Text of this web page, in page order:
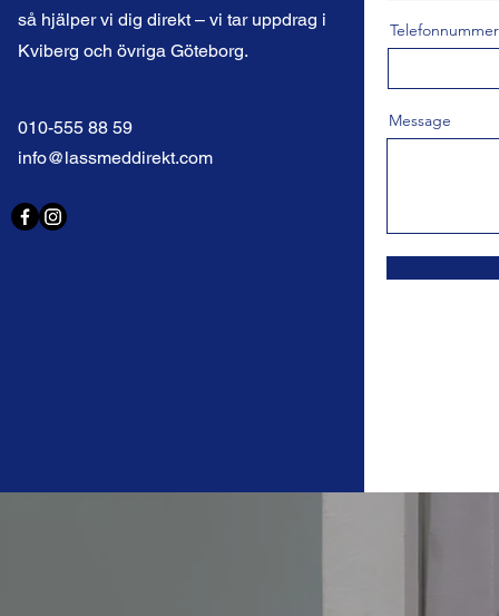
så hjälper vi dig direkt – vi tar uppdrag i
Kviberg och övriga Göteborg.
010-555 88 59
info@lassmeddirekt.com
Telefonnummer
Message